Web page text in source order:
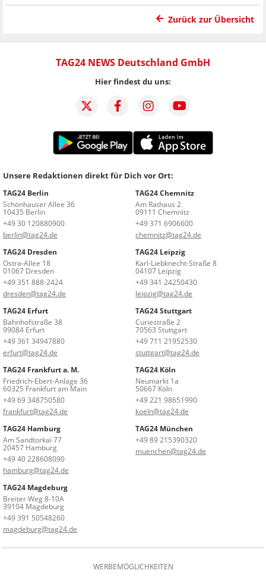
Zurück zur Übersicht
TAG24 NEWS Deutschland GmbH
Hier findest du uns:
Unsere Redaktionen direkt für Dich vor Ort:
TAG24 Berlin
Schönhauser Allee 36
10435 Berlin
+49 30 120880900
berlin@tag24.de
TAG24 Chemnitz
Am Rathaus 2
09111 Chemnitz
+49 371 6906600
chemnitz@tag24.de
TAG24 Dresden
Ostra-Allee 18
01067 Dresden
+49 351 888-2424
dresden@tag24.de
TAG24 Leipzig
Karl-Liebknecht-Straße 8
04107 Leipzig
+49 341 24250430
leipzig@tag24.de
TAG24 Erfurt
Bahnhofstraße 38
99084 Erfurt
+49 361 34947880
erfurt@tag24.de
TAG24 Stuttgart
Curiestraße 2
70563 Stuttgart
+49 711 21952530
stuttgart@tag24.de
TAG24 Frankfurt a. M.
Friedrich-Ebert-Anlage 36
60325 Frankfurt am Main
+49 69 348750580
frankfurt@tag24.de
TAG24 Köln
Neumarkt 1a
50667 Köln
+49 221 98651990
koeln@tag24.de
TAG24 Hamburg
Am Sandtorkai 77
20457 Hamburg
+49 40 228608090
hamburg@tag24.de
TAG24 München
+49 89 215390320
muenchen@tag24.de
TAG24 Magdeburg
Breiter Weg 8-10A
39104 Magdeburg
+49 391 50548260
magdeburg@tag24.de
WERBEMÖGLICHKEITEN